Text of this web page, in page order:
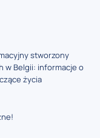
stworzony
w Belgii: informacje o
życia